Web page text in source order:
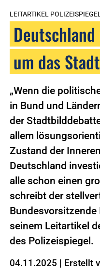
LEITARTIKEL POLIZEISPIEGEL
um das
„Wenn die
in Bund und
der
allem
Zustand der
Deutschland
alle schon einen
schreibt der
Bundesvorsitzende
seinem Leitartikel
des Polizeispiegel.
04.11.2025 | Erstellt